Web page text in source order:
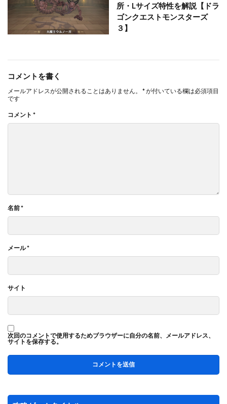
所・Lサイズ特性を解説【ドラ
ゴンクエストモンスターズ
３】
コメントを書く
メールアドレスが公開されることはありません。 *が付いている欄は必須項目
です
コメント *
名前*
メール*
サイト
次回のコメントで使用するためブラウザーに自分の名前、メールアドレス、
サイトを保存する。